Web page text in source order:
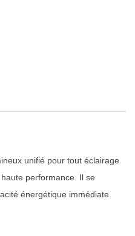
unifié pour tout éclairage
performance. Il se
énergétique immédiate.